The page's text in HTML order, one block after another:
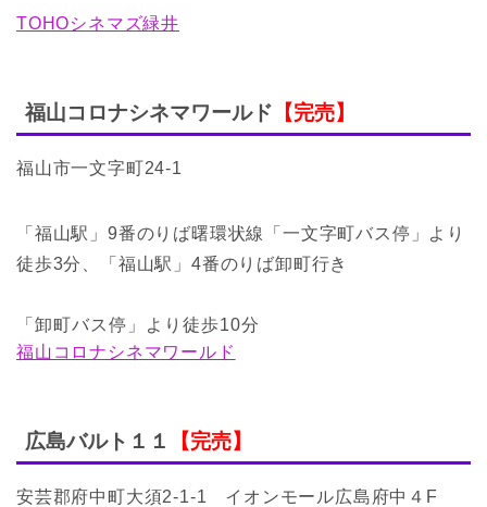
TOHOシネマズ緑井
福山コロナシネマワールド 【完売】
福山市一文字町24-1
「福山駅」9番のりば曙環状線「一文字町バス停」より
徒歩3分、「福山駅」4番のりば卸町行き
「卸町バス停」より徒歩10分
福山コロナシネマワールド
広島バルト１１ 【完売】
安芸郡府中町大須2-1-1 イオンモール広島府中４F